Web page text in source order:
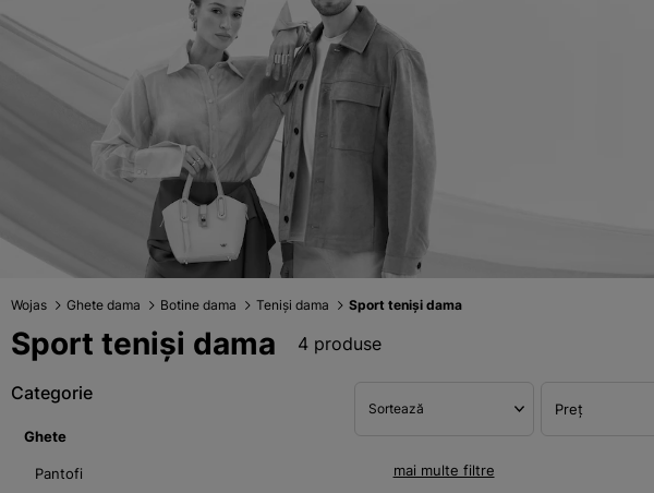
Wojas Ghete dama Botine dama Teniși dama Sport teniși dama
Sport teniși dama 4 produse
Categorie
Ghete
Pantofi
Sortează Preț
mai multe filtre